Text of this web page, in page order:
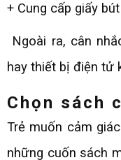
+ Cung cấp giấy
Ngoài ra, cân
hay thiết bị điện tử
Chọn sách
Trẻ muốn cảm
những cuốn sách